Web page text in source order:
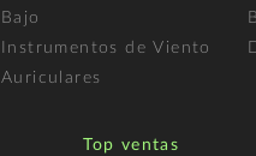
Bajo
Instrumentos de Viento
Auriculares
Top ventas